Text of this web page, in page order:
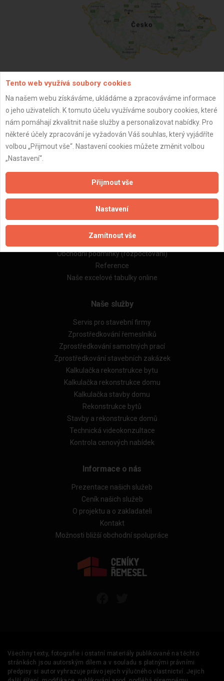
Aktualizováno z portálu ARES dne 02.12.2024 18:30:08
Důležité informace
Naše firmy a řemeslníci
Obchodní podmínky (rozpočtování)
Reference
Naše excelové tabulky online
Naše služby
Servis pro stavební firmy
Zprostředkování řemeslníků
Zprostředkování samotných prací
Zprostředkování stavebních zakázek
Kalkulačka rekonstrukce bytu
Kalkulačka rekonstrukce domu
Kalkulačka stavby domu
Rekonstrukce bytů
Stavby a rekonstrukce domů
Technická videokonzultace
Kontrola cenových nabídek
Informace o nás
Prezentace našich služeb
Ceník našich služeb
O projektu a o zakladateli
Kontakt
Možnosti bližší obchodní spolupráce
Všechny texty, fotografie i ostatní materiály publikované na těchto
stránkách jsou autorským dílem a v souladu s platnými právními
předpisy si autor vyhrazuje právo jejich výlučného vlastnictví. Jejich
Tento web využívá soubory cookies
Na našem webu získáváme, ukládáme a zpracováváme informace
o jeho uživatelích. K tomuto účelu využíváme soubory cookies, které
nám pomáhají zkvalitnit naše služby a personalizovat nabídky. Pro
některé účely zpracování je vyžadován Váš souhlas, který vyjádříte
volbou „Přijmout vše“. Nastavení cookies můžete změnit volbou
„Nastavení“.
Přijmout vše
Nastavení
Zamítnout vše